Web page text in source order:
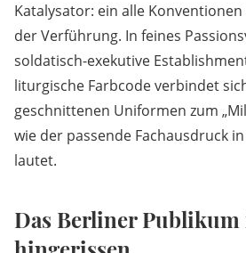
Katalysator: ein alle
der Verführung. In feines
soldatisch-exekutive
liturgische Farbcode verbindet
geschnittenen Uniformen zum
wie der passende Fachausdruck
lautet.
Das Berliner Publikum